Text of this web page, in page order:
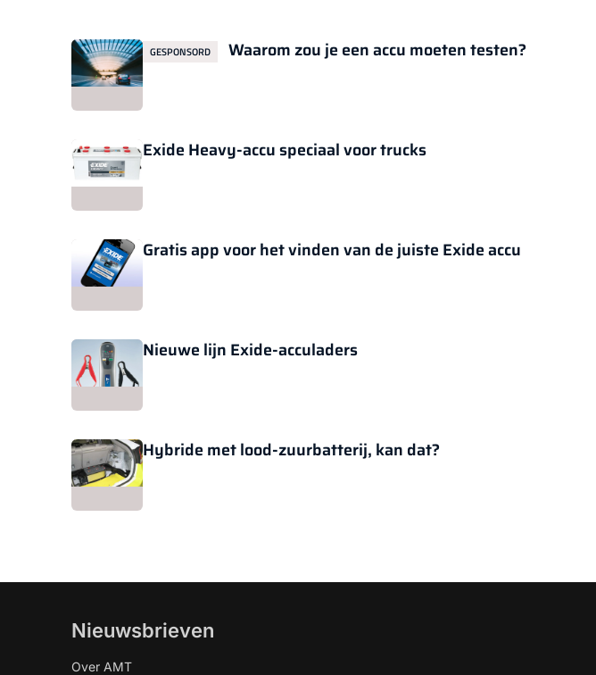
GESPONSORD Waarom zou je een accu moeten testen?
Exide Heavy-accu speciaal voor trucks
Gratis app voor het vinden van de juiste Exide accu
Nieuwe lijn Exide-acculaders
Hybride met lood-zuurbatterij, kan dat?
Nieuwsbrieven
Over AMT